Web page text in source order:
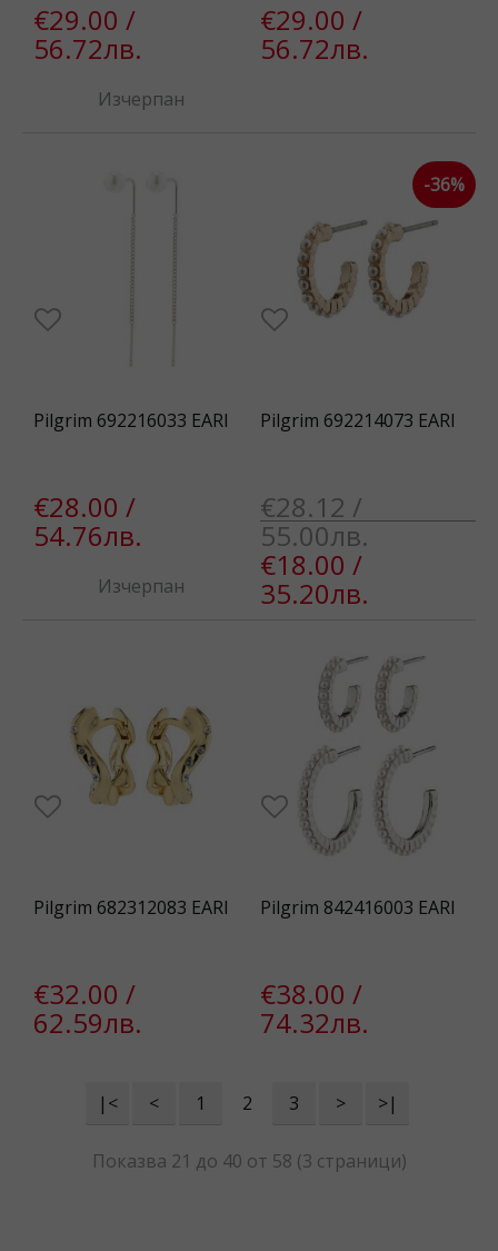
€29.00 /
56.72лв.
Изчерпан
€29.00 /
56.72лв.
Pilgrim 692216033 EARI
€28.00 /
54.76лв.
Изчерпан
Pilgrim 692214073 EARI
€28.12 /
55.00лв.
€18.00 /
35.20лв.
-36%
Pilgrim 682312083 EARI
€32.00 /
62.59лв.
Pilgrim 842416003 EARI
€38.00 /
74.32лв.
|< < 1 2 3 > >|
Показва 21 до 40 от 58 (3 страници)